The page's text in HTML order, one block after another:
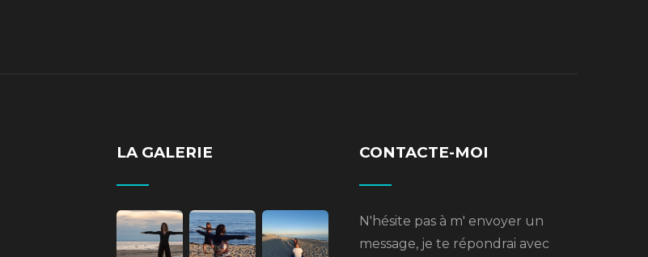
LA GALERIE CONTACTE-MOI
N'hésite pas à m' envoyer un
message, je te répondrai avec